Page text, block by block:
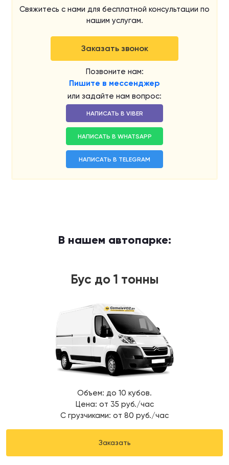
Свяжитесь с нами для бесплатной консультации по
нашим услугам.
Заказать звонок
Позвоните нам:
Пишите в мессенджер
или задайте нам вопрос:
НАПИСАТЬ В VIBER
НАПИСАТЬ В WHATSAPP
НАПИСАТЬ В TELEGRAM
В нашем автопарке:
Бус до 1 тонны
Объем: до 10 кубов.
Цена: от 35 руб./час
С грузчиками: от 80 руб./час
Заказать